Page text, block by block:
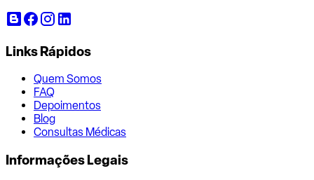
Links Rápidos
Quem Somos
FAQ
Depoimentos
Blog
Consultas Médicas
Informações Legais